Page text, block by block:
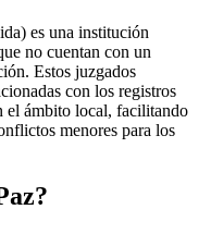
es una institución
no cuentan con un
Estos juzgados
con los registros
el ámbito local, facilitando
menores para los